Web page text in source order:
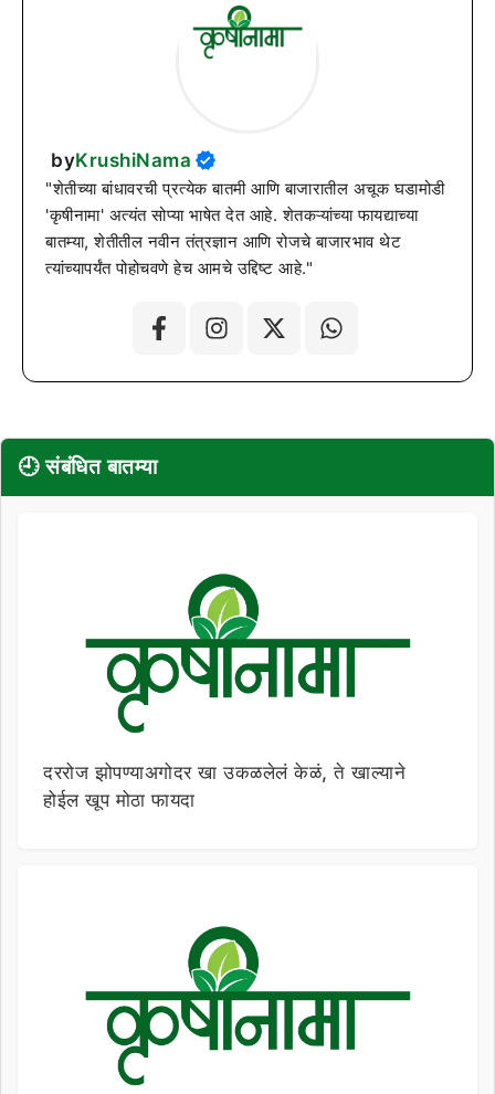
byKrushiNama
"शेतीच्या बांधावरची प्रत्येक बातमी आणि बाजारातील अचूक घडामोडी
'कृषीनामा' अत्यंत सोप्या भाषेत देत आहे. शेतकऱ्यांच्या फायद्याच्या
बातम्या, शेतीतील नवीन तंत्रज्ञान आणि रोजचे बाजारभाव थेट
त्यांच्यापर्यंत पोहोचवणे हेच आमचे उद्दिष्ट आहे."
🕘 संबंधित बातम्या
दररोज झोपण्याअगोदर खा उकळलेलं केळं, ते खाल्याने
होईल खूप मोठा फायदा